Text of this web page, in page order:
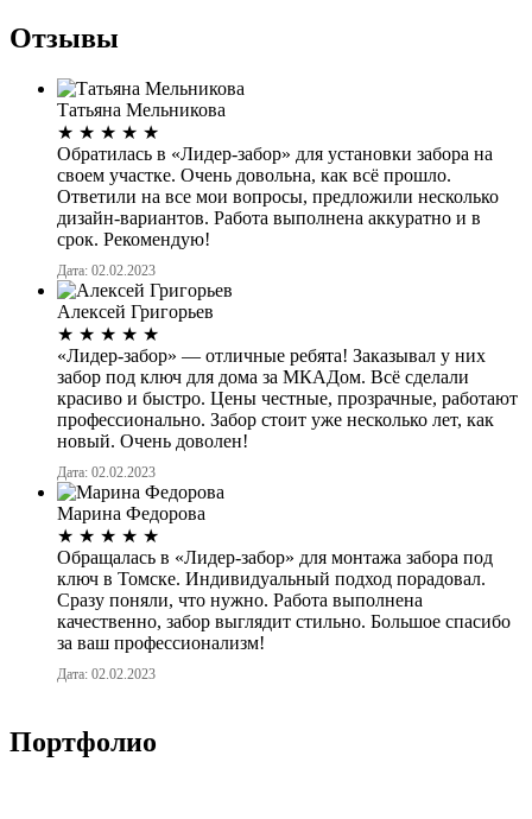
Отзывы
Татьяна Мельникова
★ ★ ★ ★ ★
Обратилась в «Лидер-забор» для установки забора на
своем участке. Очень довольна, как всё прошло.
Ответили на все мои вопросы, предложили несколько
дизайн-вариантов. Работа выполнена аккуратно и в
срок. Рекомендую!
Дата: 02.02.2023
Алексей Григорьев
★ ★ ★ ★ ★
«Лидер-забор» — отличные ребята! Заказывал у них
забор под ключ для дома за МКАДом. Всё сделали
красиво и быстро. Цены честные, прозрачные, работают
профессионально. Забор стоит уже несколько лет, как
новый. Очень доволен!
Дата: 02.02.2023
Марина Федорова
★ ★ ★ ★ ★
Обращалась в «Лидер-забор» для монтажа забора под
ключ в Томске. Индивидуальный подход порадовал.
Сразу поняли, что нужно. Работа выполнена
качественно, забор выглядит стильно. Большое спасибо
за ваш профессионализм!
Дата: 02.02.2023
Портфолио